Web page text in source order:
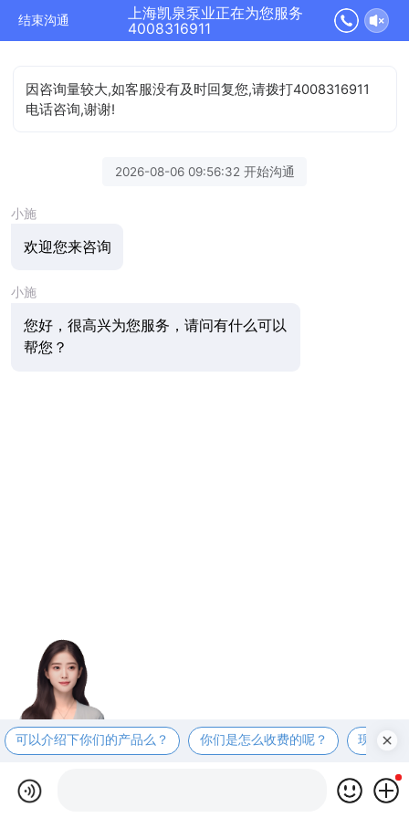
结束沟通
上海凯泉泵业正在为您服务
4008316911
因咨询量较大,如客服没有及时回复您,请拨打4008316911
电话咨询,谢谢!
2026-08-06 09:56:32 开始沟通
小施
欢迎您来咨询
小施
您好，很高兴为您服务，请问有什么可以
帮您？
可以介绍下你们的产品么？ 你们是怎么收费的呢？ 现在有